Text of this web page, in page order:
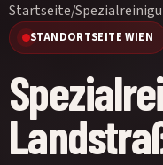
Startseite/
STANDORTSEITE WIEN